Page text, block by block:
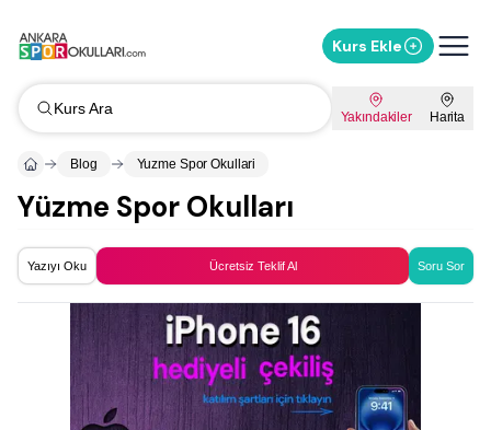
Kurs Ekle
Kurs Ara Yakındakiler Harita
Blog Yuzme Spor Okullari
Yüzme Spor Okulları
Yazıyı Oku Ücretsiz Teklif Al Soru Sor